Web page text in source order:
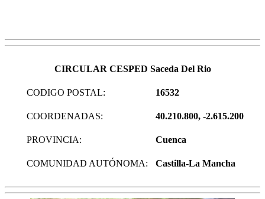
CIRCULAR CESPED Saceda Del Rio
CODIGO POSTAL: 16532
COORDENADAS: 40.210.800, -2.615.200
PROVINCIA: Cuenca
COMUNIDAD AUTÓNOMA: Castilla-La Mancha